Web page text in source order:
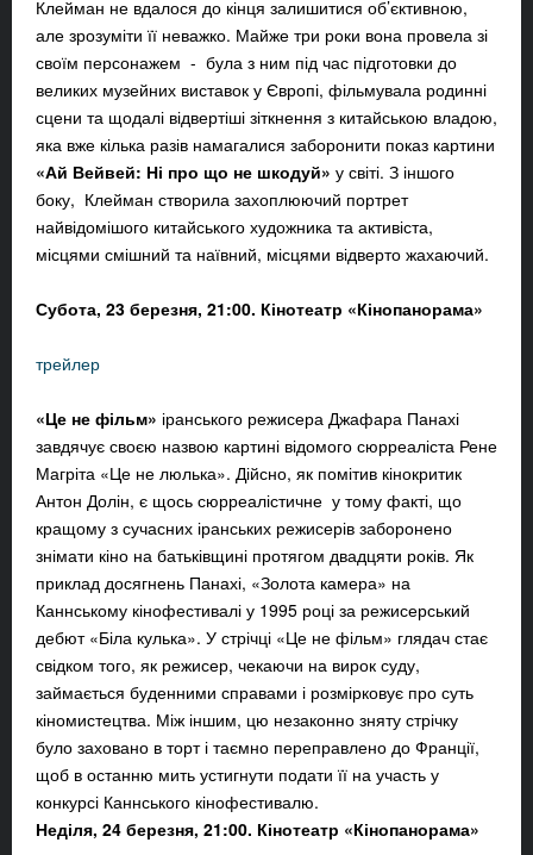
Клейман не вдалося до кінця залишитися об’єктивною,
але зрозуміти її неважко. Майже три роки вона провела зі
своїм персонажем - була з ним під час підготовки до
великих музейних виставок у Європі, фільмувала родинні
сцени та щодалі відвертіші зіткнення з китайською владою,
яка вже кілька разів намагалися заборонити показ картини
«Ай Вейвей: Ні про що не шкодуй» у світі. З іншого
боку, Клейман створила захоплюючий портрет
найвідомішого китайського художника та активіста,
місцями смішний та наївний, місцями відверто жахаючий.
Субота, 23 березня, 21:00. Кінотеатр «Кінопанорама»
трейлер
«Це не фільм» іранського режисера Джафара Панахі
завдячує своєю назвою картині відомого сюрреаліста Рене
Магріта «Це не люлька». Дійсно, як помітив кінокритик
Антон Долін, є щось сюрреалістичне у тому факті, що
кращому з сучасних іранських режисерів заборонено
знімати кіно на батьківщині протягом двадцяти років. Як
приклад досягнень Панахі, «Золота камера» на
Каннському кінофестивалі у 1995 році за режисерський
дебют «Біла кулька». У стрічці «Це не фільм» глядач стає
свідком того, як режисер, чекаючи на вирок суду,
займається буденними справами і розмірковує про суть
кіномистецтва. Між іншим, цю незаконно зняту стрічку
було заховано в торт і таємно переправлено до Франції,
щоб в останню мить устигнути подати її на участь у
конкурсі Каннського кінофестивалю.
Неділя, 24 березня, 21:00. Кінотеатр «Кінопанорама»